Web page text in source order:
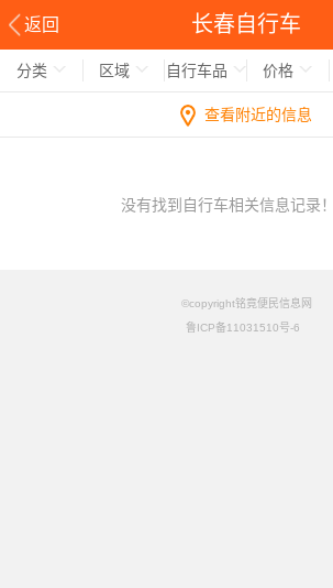
返回 长春自行车
分类 区域 自行车品 价格
查看附近的信息
没有找到自行车相关信息记录！
©copyright铭竟便民信息网
鲁ICP备11031510号-6